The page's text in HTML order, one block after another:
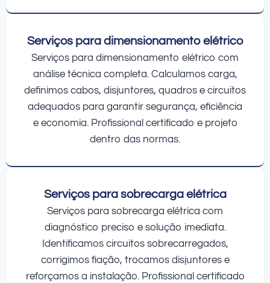
Serviços para dimensionamento elétrico
Serviços para dimensionamento elétrico com
análise técnica completa. Calculamos carga,
definimos cabos, disjuntores, quadros e circuitos
adequados para garantir segurança, eficiência
e economia. Profissional certificado e projeto
dentro das normas.
Serviços para sobrecarga elétrica
Serviços para sobrecarga elétrica com
diagnóstico preciso e solução imediata.
Identificamos circuitos sobrecarregados,
corrigimos fiação, trocamos disjuntores e
reforçamos a instalação. Profissional certificado